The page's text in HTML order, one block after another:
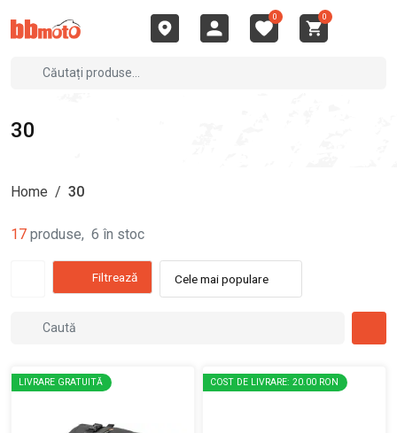
0 0
30
Home / 30
17 produse, 6 în stoc
Filtrează Cele mai populare
LIVRARE GRATUITĂ COST DE LIVRARE: 20.00 RON